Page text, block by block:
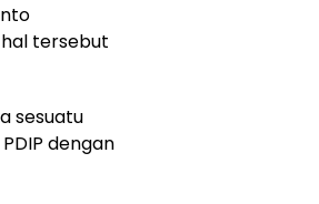
tersebut
sesuatu
dengan